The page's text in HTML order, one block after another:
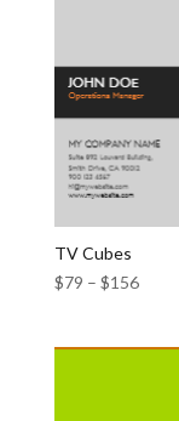
TV Cubes
$79 – $156